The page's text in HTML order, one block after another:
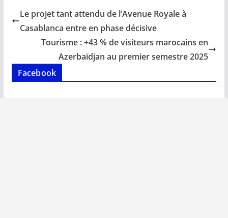
b
o
o
k
l s
A
p
p
e
dI
n
y
Li
n
k
g
Le projet tant attendu de l’Avenue Royale à
Casablanca entre en phase décisive
Tourisme : +43 % de visiteurs marocains en
Azerbaïdjan au premier semestre 2025
Facebook